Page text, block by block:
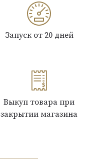
Запуск от 20 дней
Выкуп товара при
закрытии магазина